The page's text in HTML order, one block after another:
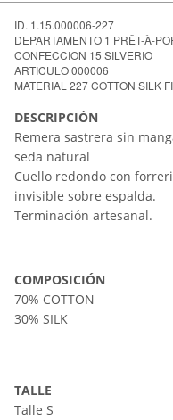
ID. 1.15.000006-227
DEPARTAMENTO 1 PRÊT-À-
CONFECCION 15 SILVERIO
ARTICULO 000006
MATERIAL 227 COTTON SILK
DESCRIPCIÓN
Remera sastrera sin
seda natural
Cuello redondo con
invisible sobre espalda.
Terminación artesanal.
COMPOSICIÓN
70% COTTON
30% SILK
TALLE
Talle S